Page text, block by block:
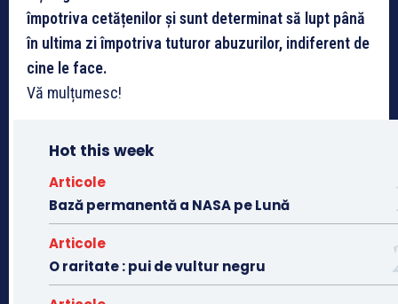
împotriva cetățenilor și sunt determinat să lupt până
în ultima zi împotriva tuturor abuzurilor, indiferent de
cine le face.
Vă mulțumesc!
Hot this week
Articole
Bază permanentă a NASA pe Lună
Articole
O raritate : pui de vultur negru